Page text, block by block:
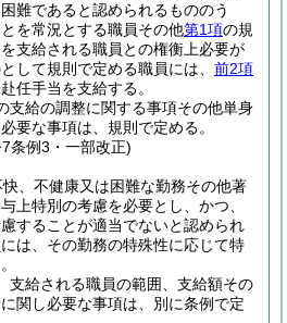
難であると認められるもののう
を常況とする職員その他第1項の規
支給される職員との権衡上必要が
して規則で定める職員には、 前2項
任手当を支給する。
支給の調整に関する事項その他単身
要な事項は、規則で定める。
条例3・一部改正)
、不健康又は困難な勤務その他著
上特別の考慮を必要とし、かつ、
することが適当でないと認められ
は、その勤務の特殊性に応じて特
支給される職員の範囲、支給額その
関し必要な事項は、別に条例で定